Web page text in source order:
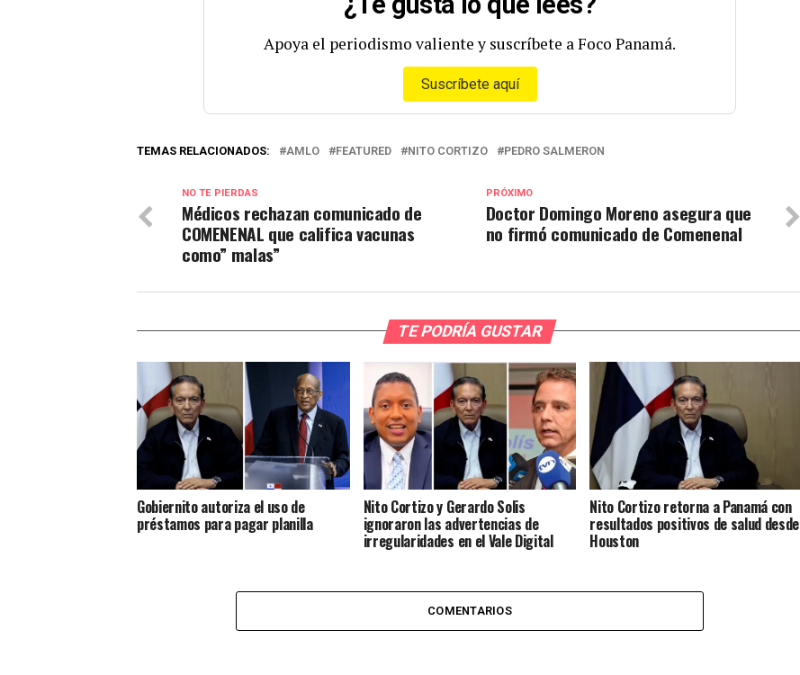
Apoya el periodismo valiente y suscríbete a Foco Panamá.
Suscríbete aquí
TEMAS RELACIONADOS: AMLO FEATURED NITO CORTIZO PEDRO SALMERON
PRÓXIMO
Doctor Domingo Moreno asegura que
no firmó comunicado de Comenenal
NO TE PIERDAS
Médicos rechazan comunicado de
COMENENAL que califica vacunas
como” malas”
TE PODRÍA GUSTAR
Gobiernito autoriza el uso de
préstamos para pagar planilla
Nito Cortizo y Gerardo Solis
ignoraron las advertencias de
irregularidades en el Vale Digital
Nito Cortizo retorna a Panamá con
resultados positivos de salud desde
Houston
COMENTARIOS